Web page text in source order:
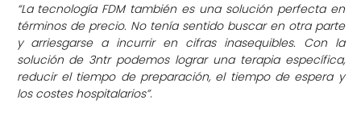
“La tecnología FDM también es una solución perfecta en
términos de precio. No tenía sentido buscar en otra parte
y arriesgarse a incurrir en cifras inasequibles. Con la
solución de 3ntr podemos lograr una terapia específica,
reducir el tiempo de preparación, el tiempo de espera y
los costes hospitalarios”.